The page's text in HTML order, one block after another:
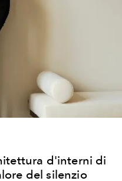
d'interni di
del silenzio